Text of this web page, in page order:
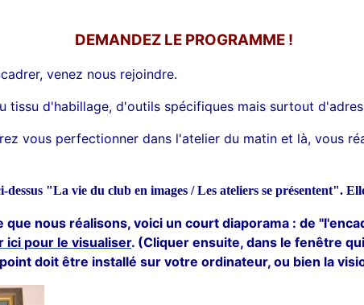
DEMANDEZ LE PROGRAMME !
venez nous rejoindre.
d'habillage, d'outils spécifiques mais surtout
vous perfectionner dans l'atelier du matin et là, vous
"La vie du club en images / Les ateliers se présentent".
nous réalisons, voici un court diaporama : de
ici pour le visualiser. (Cliquer ensuite, dans le fenêtre
doit être installé sur votre ordinateur, ou bien la